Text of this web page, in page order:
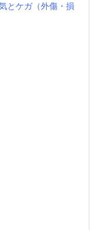
とケガ（外傷・損